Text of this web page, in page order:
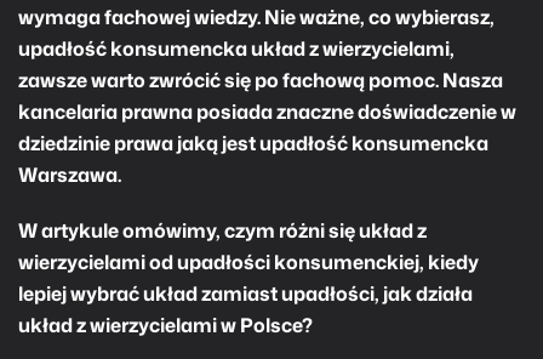
wymaga fachowej wiedzy. Nie ważne, co wybierasz,
upadłość konsumencka układ z wierzycielami,
zawsze warto zwrócić się po fachową pomoc. Nasza
kancelaria prawna posiada znaczne doświadczenie w
dziedzinie prawa jaką jestupadłość konsumencka
Warszawa.
W artykule omówimy, czym różni się układ z
wierzycielami od upadłości konsumenckiej, kiedy
lepiej wybrać układ zamiast upadłości, jak działa
układ z wierzycielami w Polsce?